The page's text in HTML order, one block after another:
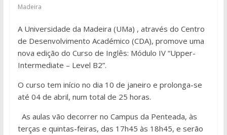
Madeira
A Universidade da Madeira (UMa) , através do Centro
de Desenvolvimento Académico (CDA), promove uma
nova edição do Curso de Inglês: Módulo IV “Upper-
Intermediate – Level B2”.
O curso tem início no dia 10 de janeiro e prolonga-se
até 04 de abril, num total de 25 horas.
As aulas vão decorrer no Campus da Penteada, às
terças e quintas-feiras, das 17h45 às 18h45, e serão